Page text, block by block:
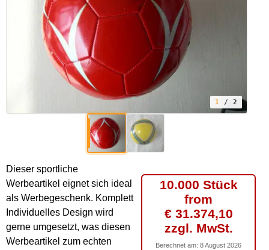
1 / 2
10.000 Stück
from
€ 31.374,10
zzgl. MwSt.
Berechnet am: 8 August 2026
Dieser sportliche
Werbeartikel eignet sich ideal
als Werbegeschenk. Komplett
Individuelles Design wird
gerne umgesetzt, was diesen
Werbeartikel zum echten